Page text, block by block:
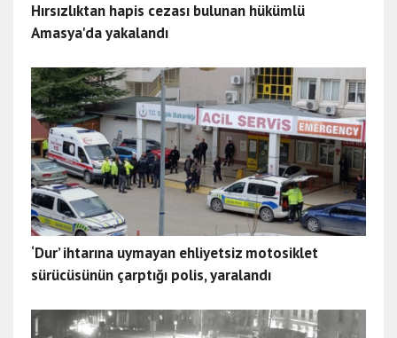
Hırsızlıktan hapis cezası bulunan hükümlü
Amasya'da yakalandı
‘Dur’ ihtarına uymayan ehliyetsiz motosiklet
sürücüsünün çarptığı polis, yaralandı